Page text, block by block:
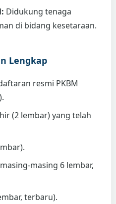
Didukung tenaga
di bidang kesetaraan.
Lengkap
resmi PKBM
(2 lembar) yang telah
masing 6 lembar,
terbaru).